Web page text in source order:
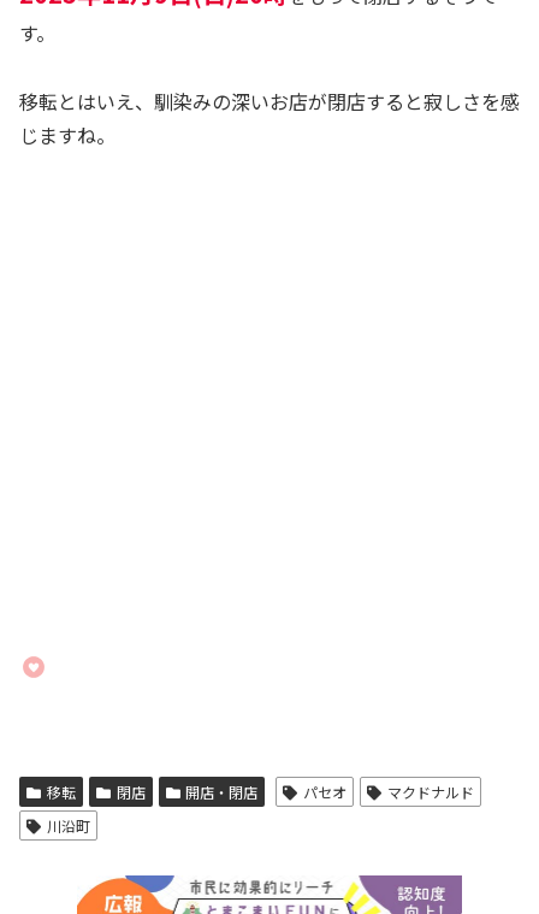
す。
移転とはいえ、馴染みの深いお店が閉店すると寂しさを感
じますね。
移転 閉店 開店・閉店 パセオ
マクドナルド
川沿町